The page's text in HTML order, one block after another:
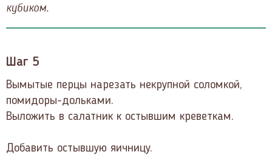
кубиком.
Шаг 5
Вымытые перцы нарезать некрупной соломкой,
помидоры-дольками.
Выложить в салатник к остывшим креветкам.
Добавить остывшую яичницу.